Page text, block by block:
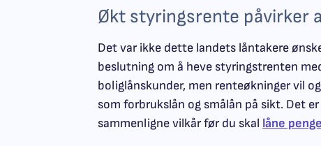
Økt styringsrente påvirker
Det var ikke dette landets låntakere
beslutning om å heve styringstrenten
boliglånskunder, men renteøkninger vil
som forbrukslån og smålån på sikt. Det
sammenligne vilkår før du skal låne